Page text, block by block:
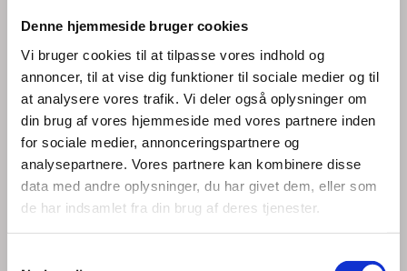
Denne hjemmeside bruger cookies
Vi bruger cookies til at tilpasse vores indhold og
annoncer, til at vise dig funktioner til sociale medier og til
at analysere vores trafik. Vi deler også oplysninger om
din brug af vores hjemmeside med vores partnere inden
for sociale medier, annonceringspartnere og
analysepartnere. Vores partnere kan kombinere disse
data med andre oplysninger, du har givet dem, eller som
de har indsamlet fra din brug af deres tjenester.
HYLDEN